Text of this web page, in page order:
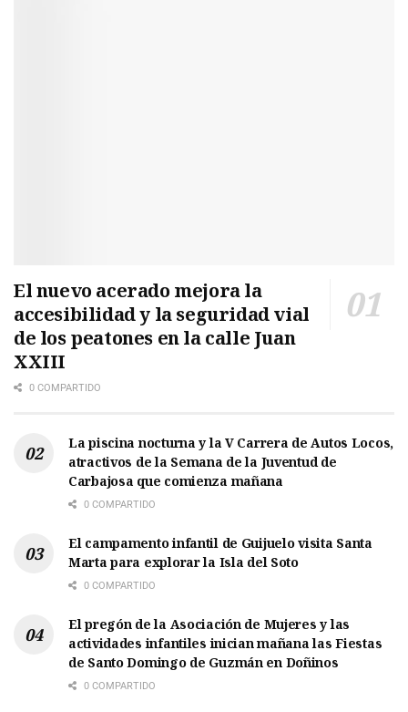
El nuevo acerado mejora la
accesibilidad y la seguridad vial
de los peatones en la calle Juan
XXIII
0 COMPARTIDO
La piscina nocturna y la V Carrera de Autos Locos,
atractivos de la Semana de la Juventud de
Carbajosa que comienza mañana
0 COMPARTIDO
El campamento infantil de Guijuelo visita Santa
Marta para explorar la Isla del Soto
0 COMPARTIDO
El pregón de la Asociación de Mujeres y las
actividades infantiles inician mañana las Fiestas
de Santo Domingo de Guzmán en Doñinos
0 COMPARTIDO